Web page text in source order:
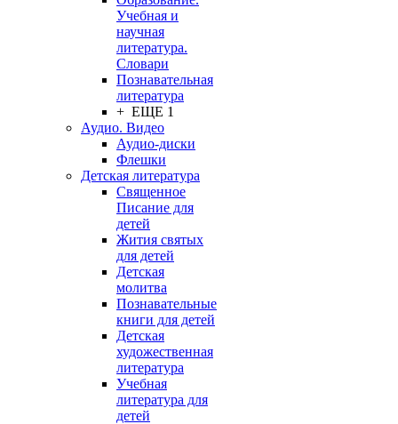
Учебная и
научная
литература.
Словари
Познавательная
литература
+ ЕЩЕ 1
Аудио. Видео
Аудио-диски
Флешки
Детская литература
Священное
Писание для
детей
Жития святых
для детей
Детская
молитва
Познавательные
книги для детей
Детская
художественная
литература
Учебная
литература для
детей